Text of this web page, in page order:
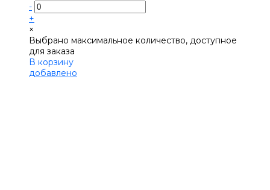
-
+
×
Выбрано максимальное количество, доступное
для заказа
В корзину
добавлено